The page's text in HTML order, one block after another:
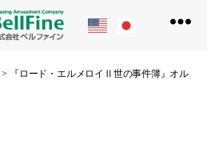
フ
> 『ロード・エルメロイⅡ世の事件簿』オルガ